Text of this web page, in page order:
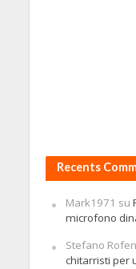
Recents
Mark1971 su
microfono
Stefano
chitarristi per